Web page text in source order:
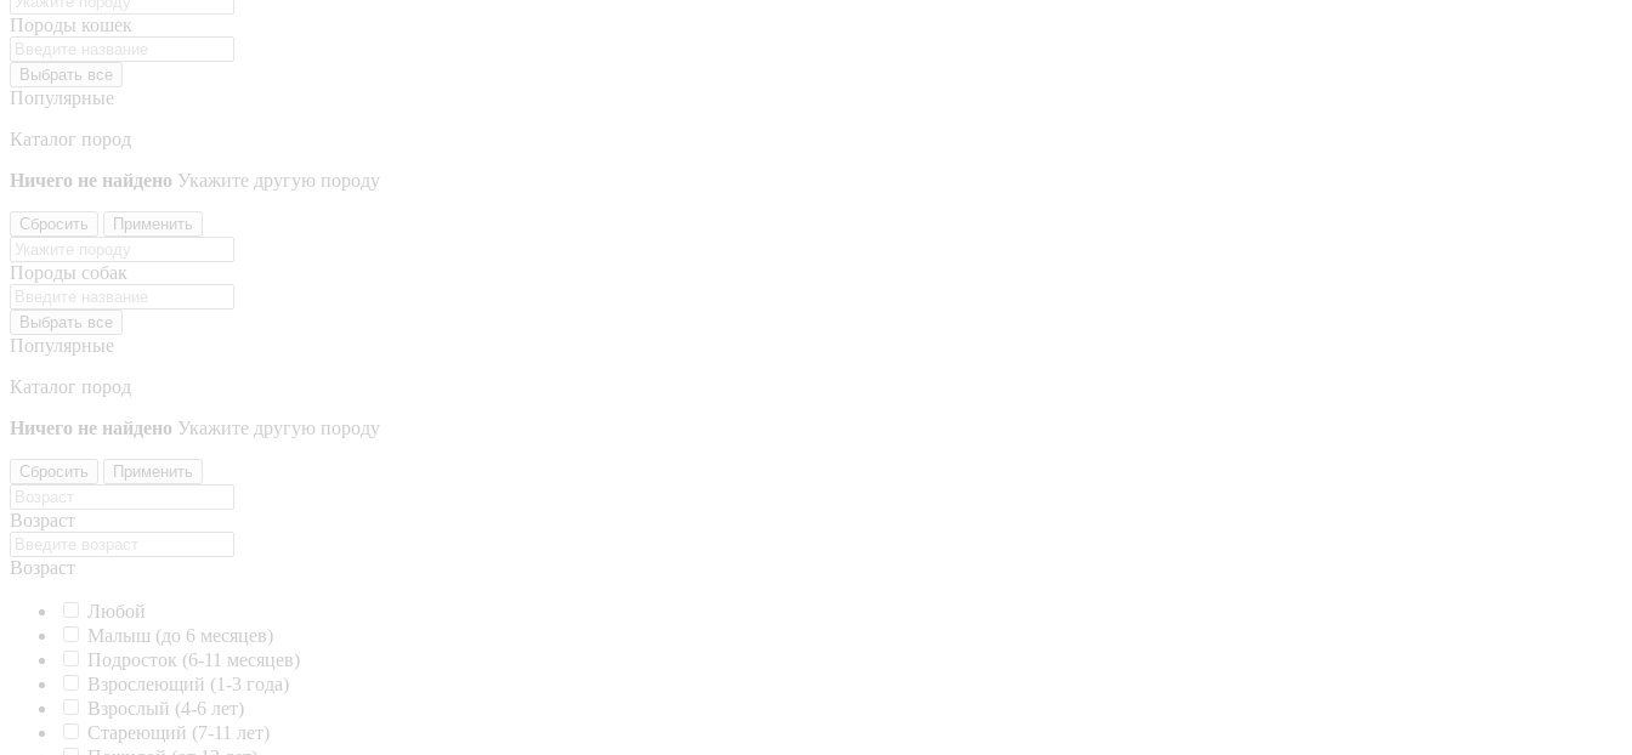
Породы кошек
Выбрать все
Популярные
Каталог пород
Ничего не найдено Укажите другую породу
Сбросить Применить
Породы собак
Выбрать все
Популярные
Каталог пород
Ничего не найдено Укажите другую породу
Сбросить Применить
Возраст
Возраст
Любой
Малыш (до 6 месяцев)
Подросток (6-11 месяцев)
Взрослеющий (1-3 года)
Взрослый (4-6 лет)
Стареющий (7-11 лет)